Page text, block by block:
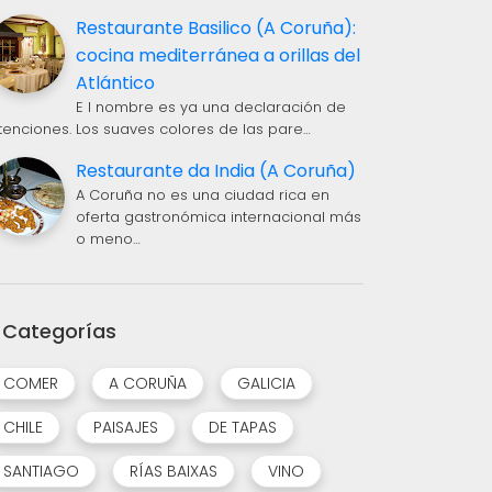
Restaurante Basilico (A Coruña):
cocina mediterránea a orillas del
Atlántico
E l nombre es ya una declaración de
Los suaves colores de las pare…
Restaurante da India (A Coruña)
A Coruña no es una ciudad rica en
oferta gastronómica internacional más
o meno…
Categorías
COMER A CORUÑA
GALICIA
CHILE
PAISAJES
DE TAPAS
SANTIAGO
RÍAS BAIXAS VINO